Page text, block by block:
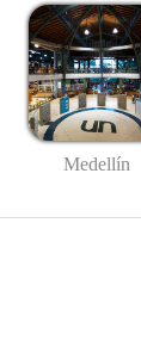
Medellín